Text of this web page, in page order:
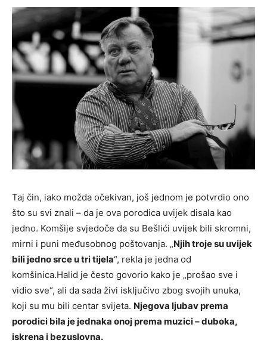
Taj čin, iako možda očekivan, još jednom je potvrdio ono
što su svi znali – da je ova porodica uvijek disala kao
jedno. Komšije svjedoče da su Bešlići uvijek bili skromni,
mirni i puni međusobnog poštovanja. „Njih troje su uvijek
bili jedno srce u tri tijela“, rekla je jedna od
komšinica.Halid je često govorio kako je „prošao sve i
vidio sve“, ali da sada živi isključivo zbog svojih unuka,
koji su mu bili centar svijeta. Njegova ljubav prema
porodici bila je jednaka onoj prema muzici – duboka,
iskrena i bezuslovna.